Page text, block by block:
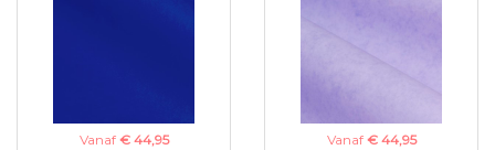
Vanaf € 44,95
Vanaf € 44,95